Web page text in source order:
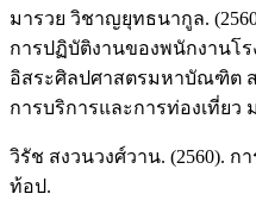
มารวย วิชาญยุทธนากูล.
การปฏิบัติงานของพนักงานโ
อิสระศิลปศาสตรมหาบัณฑิต
การบริการและการท่องเที่ยว
วิรัช สงวนวงศ์วาน. (2560). ก
ท้อป.